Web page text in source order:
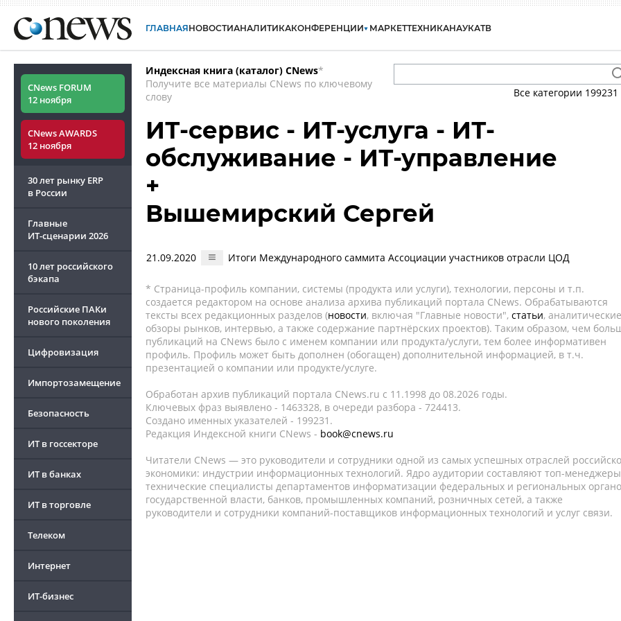
ГЛАВНАЯНОВОСТИАНАЛИТИКАКОНФЕРЕНЦИИ МАРКЕТТЕХНИКАНАУКАТВ
CNews FORUM
12 ноября
CNews AWARDS
12 ноября
30 лет рынку ERP
в России
Главные
ИТ-сценарии 2026
10 лет российского
бэкапа
Российские ПАКи
нового поколения
Цифровизация
Импортозамещение
Безопасность
ИТ в госсекторе
ИТ в банках
ИТ в торговле
Телеком
Интернет
ИТ-бизнес
Индексная книга (каталог) CNews*
Получите все материалы CNews по ключевому
слову
Все категории 199231
ИТ-сервис - ИТ-услуга - ИТ-
обслуживание - ИТ-управление
+
Вышемирский Сергей
21.09.2020 Итоги Международного саммита Ассоциации участников отрасли ЦОД
* Страница-профиль компании, системы (продукта или услуги), технологии, персоны и т.п.
создается редактором на основе анализа архива публикаций портала CNews. Обрабатываются
тексты всех редакционных разделов (новости, включая "Главные новости", статьи, аналитические
обзоры рынков, интервью, а также содержание партнёрских проектов). Таким образом, чем
публикаций на CNews было с именем компании или продукта/услуги, тем более информативен
профиль. Профиль может быть дополнен (обогащен) дополнительной информацией, в т.ч.
презентацией о компании или продукте/услуге.
Обработан архив публикаций портала CNews.ru c 11.1998 до 08.2026 годы.
Ключевых фраз выявлено - 1463328, в очереди разбора - 724413.
Создано именных указателей - 199231.
Редакция Индексной книги CNews - book@cnews.ru
Читатели CNews — это руководители и сотрудники одной из самых успешных отраслей
экономики: индустрии информационных технологий. Ядро аудитории составляют топ-
технические специалисты департаментов информатизации федеральных и региональных
государственной власти, банков, промышленных компаний, розничных сетей, а также
руководители и сотрудники компаний-поставщиков информационных технологий и услуг связи.